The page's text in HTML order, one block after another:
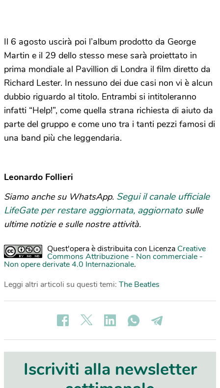
Il 6 agosto uscirà poi l’album prodotto da George
Martin e il 29 dello stesso mese sarà proiettato in
prima mondiale al Pavillion di Londra il film diretto da
Richard Lester. In nessuno dei due casi non vi è alcun
dubbio riguardo al titolo. Entrambi si intitoleranno
infatti “Help!”, come quella strana richiesta di aiuto da
parte del gruppo e come uno tra i tanti pezzi famosi di
una band più che leggendaria.
Leonardo Follieri
Siamo anche su WhatsApp. Segui il canale ufficiale
LifeGate per restare aggiornata, aggiornato sulle
ultime notizie e sulle nostre attività.
Quest'opera è distribuita con Licenza Creative
Commons Attribuzione - Non commerciale -
Non opere derivate 4.0 Internazionale.
Leggi altri articoli su questi temi: The Beatles
Iscriviti alla newsletter